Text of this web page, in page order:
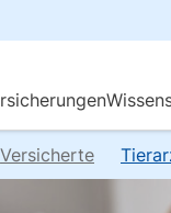
Versicherte